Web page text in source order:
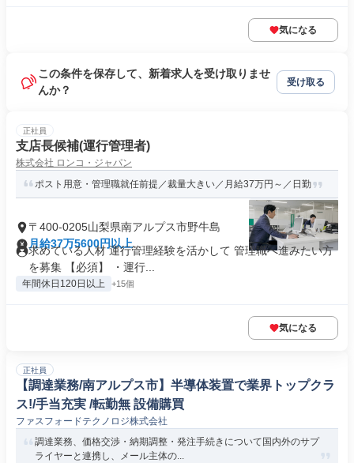
気になる
この条件を保存して、新着求人を受け取りませ
んか？
受け取る
正社員
支店長候補(運行管理者)
株式会社 ロンコ・ジャパン
ポスト用意・管理職就任前提／裁量大きい／月給37万円～／日勤
〒400-0205山梨県南アルプス市野牛島
月給37万5600円以上
求めている人材 運行管理経験を活かして 管理職へ進みたい方
を募集 【必須】 ・運行...
年間休日120日以上 +15個
気になる
正社員
【調達業務/南アルプス市】半導体装置で業界トップクラ
ス!/手当充実 /転勤無 設備購買
ファスフォードテクノロジ株式会社
調達業務、価格交渉・納期調整・発注手続きについて国内外のサプ
ライヤーと連携し、メール主体の...